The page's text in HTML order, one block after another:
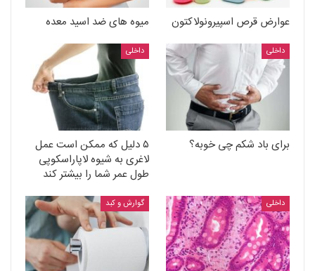
عوارض قرص اسپیرونولاکتون میوه های ضد اسید معده
داخلی
برای باد شکم چی خوبه؟
داخلی
۵ دلیل که ممکن است عمل
لاغری به شیوه لاپاراسکوپی
طول عمر شما را بیشتر کند
داخلی گوارش و کبد